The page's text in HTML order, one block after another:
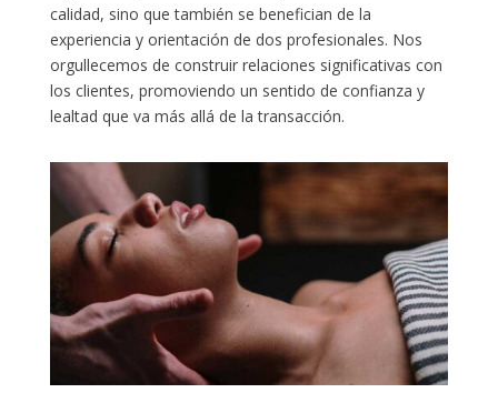
calidad, sino que también se benefician de la
experiencia y orientación de dos profesionales. Nos
orgullecemos de construir relaciones significativas con
los clientes, promoviendo un sentido de confianza y
lealtad que va más allá de la transacción.